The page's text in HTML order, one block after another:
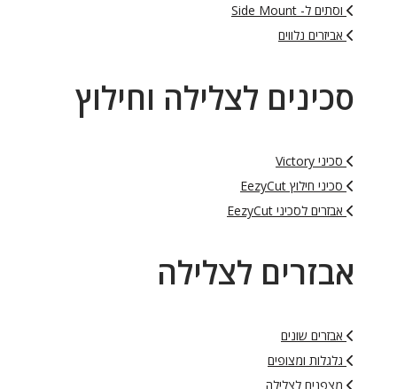
וסתים ל- Side Mount
אביזרים נלווים
סכינים לצלילה וחילוץ
סכיני Victory
סכיני חילוץ EezyCut
אבזרים לסכיני EezyCut
אבזרים לצלילה
אבזרים שונים
גלגלות ומצופים
מצפנים לצלילה